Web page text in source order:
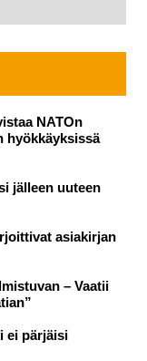
NATOn
hyökkäyksissä
jälleen uuteen
asiakirjan
– Vaatii
ei pärjäisi